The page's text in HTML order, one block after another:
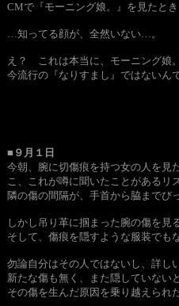
CMで『モーニング娘。』を見たと
…知ってる顔が、全然いない…。
え？ これは本当に、モーニング娘
今流行の『なりすまし』ではないん
■９月１日
今朝、腕に切傷痕を持つ女の人を見
こ、これが噂に聞いたことがあるリ
隣の傷の間隔が、手首から脇までび
しかし吊り革に掴まった腕の傷を見
そして、傷痕を隠すような服装でも
勿論自分はその人ではないし、詳し
新たな傷も無く、また隠していない
その傷を生んだ原因を乗り越えら